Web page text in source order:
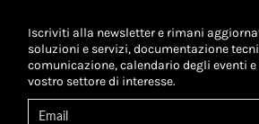
Iscriviti alla newsletter e rimani
soluzioni e servizi, documentazione
comunicazione, calendario degli eventi
vostro settore di interesse.